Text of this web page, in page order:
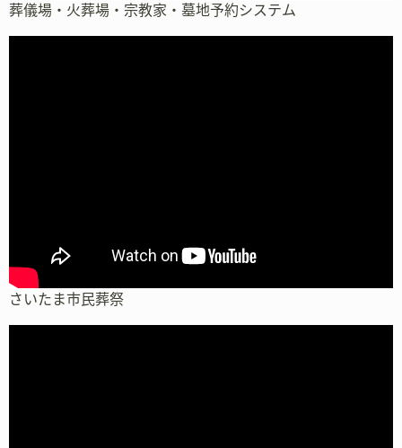
葬儀場・火葬場・宗教家・墓地予約システム
さいたま市民葬祭